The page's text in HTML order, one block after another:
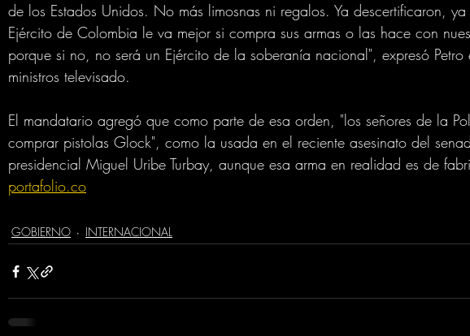
de los Estados Unidos. No más limosnas ni regalos. Ya descertificaron,
Ejército de Colombia le va mejor si compra sus armas o las hace con
porque si no, no será un Ejército de la soberanía nacional", expresó
ministros televisado.
El mandatario agregó que como parte de esa orden, "los señores de la
comprar pistolas Glock", como la usada en el reciente asesinato del
presidencial Miguel Uribe Turbay, aunque esa arma en realidad es de
portafolio.co
GOBIERNO INTERNACIONAL